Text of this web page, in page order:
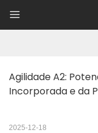
Agilidade A2:
Incorporada e da
2025-12-18